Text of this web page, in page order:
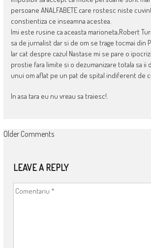
persoane ANALFABETE care rostesc niste
constientiza ce inseamna acestea.
Imi este rusine ca aceasta marioneta,Robert
sa de jurnalist dar si de om se trage tocmai din
Iar cat despre cazul Nastase mi se pare o
prostie fara limite si o dezumanizare totala sa ii
unui om aflat pe un pat de spital indiferent de
In asa tara eu nu vreau sa traiesc!.
COMMENT
Older Comments
LEAVE A REPLY